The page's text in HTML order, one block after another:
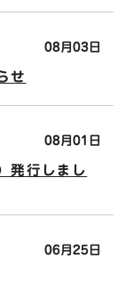
08月03日
せ
08月01日
発行しまし
06月25日